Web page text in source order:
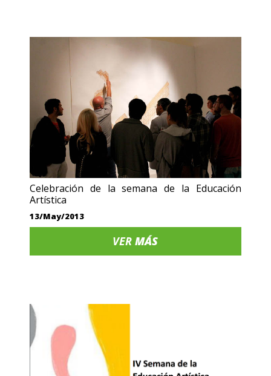
Celebración de la semana de la Educación
Artística
13/May/2013
VERMÁS